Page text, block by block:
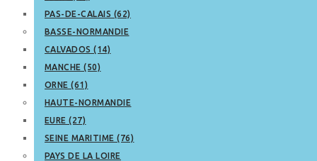
PAS-DE-CALAIS (62)
BASSE-NORMANDIE
CALVADOS (14)
MANCHE (50)
ORNE (61)
HAUTE-NORMANDIE
EURE (27)
SEINE MARITIME (76)
PAYS DE LA LOIRE